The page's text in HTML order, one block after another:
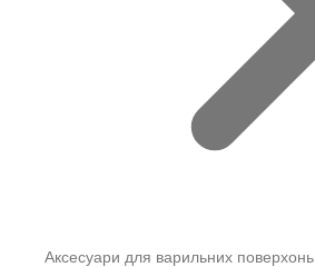
Аксесуари для варильних поверхонь